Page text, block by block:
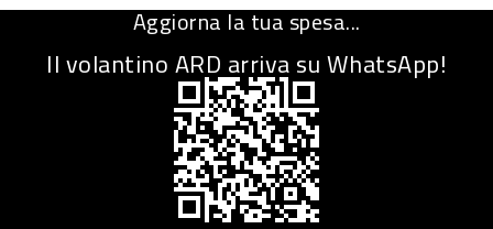
PERSONA
PUERICULTURA
Aggiorna la tua spesa...
Il volantino ARD arriva su WhatsApp!